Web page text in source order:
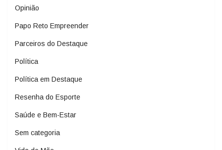
Opinião
Papo Reto Empreender
Parceiros do Destaque
Política
Política em Destaque
Resenha do Esporte
Saúde e Bem-Estar
Sem categoria